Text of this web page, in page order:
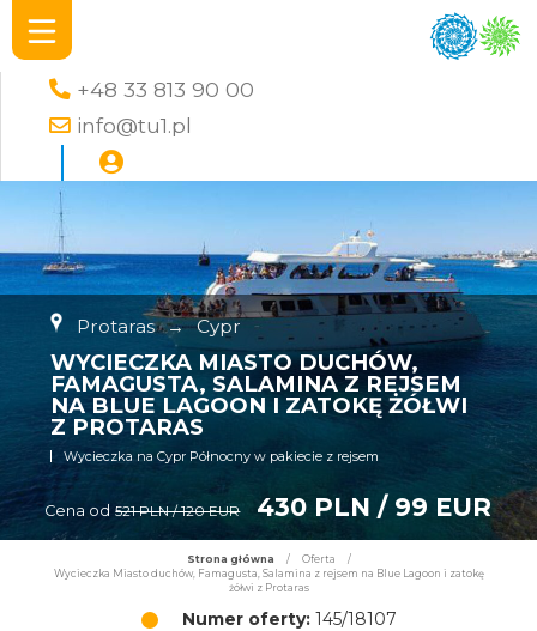
+48 33 813 90 00
info@tu1.pl
Protaras → Cypr
WYCIECZKA MIASTO DUCHÓW,
FAMAGUSTA, SALAMINA Z REJSEM
NA BLUE LAGOON I ZATOKĘ ŻÓŁWI
Z PROTARAS
Wycieczka na Cypr Północny w pakiecie z rejsem
Cena od 521 PLN / 120 EUR 430 PLN / 99 EUR
Strona główna / Oferta
/
Wycieczka Miasto duchów, Famagusta, Salamina z rejsem na Blue Lagoon i zatokę
żółwi z Protaras
Numer oferty:145/18107